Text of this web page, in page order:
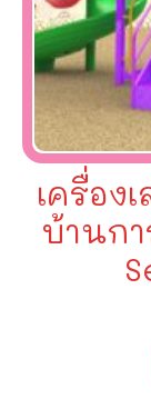
เครื่อง
บ้านก